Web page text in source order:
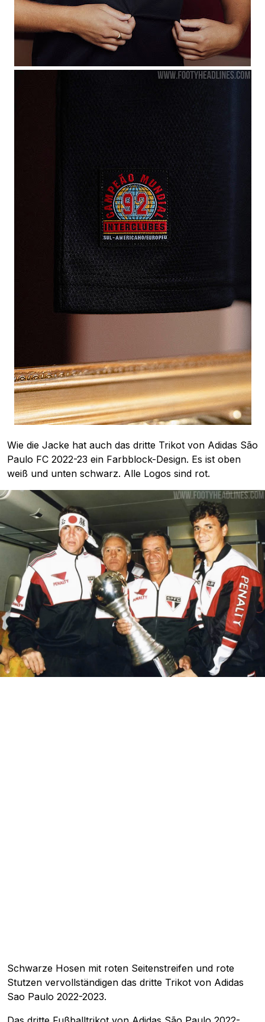
Wie die Jacke hat auch das dritte Trikot von Adidas São
Paulo FC 2022-23 ein Farbblock-Design. Es ist oben
weiß und unten schwarz. Alle Logos sind rot.
Schwarze Hosen mit roten Seitenstreifen und rote
Stutzen vervollständigen das dritte Trikot von Adidas
Sao Paulo 2022-2023.